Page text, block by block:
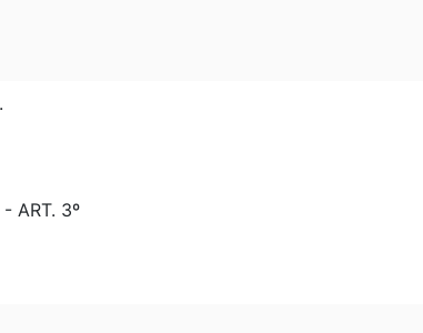
ART. 3º